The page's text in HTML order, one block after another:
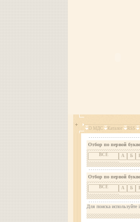
О МДС Каталог RSS
Отбор по первой
ВСЕ А Б
Отбор по первой
ВСЕ А Б
Для поиска используйте